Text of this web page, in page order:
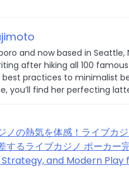
and now based in
after hiking all 100
best practices to minimalist
you’ll find her perfecting
ノの熱気を体感！ライブカ
するライブカジノ ポーカー
Strategy, and Modern Play